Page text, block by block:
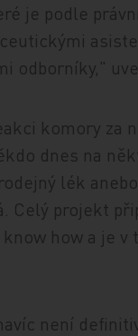
je podle
odborníky,"
komory za
dnes na
lék
Celý projekt
how a je
není